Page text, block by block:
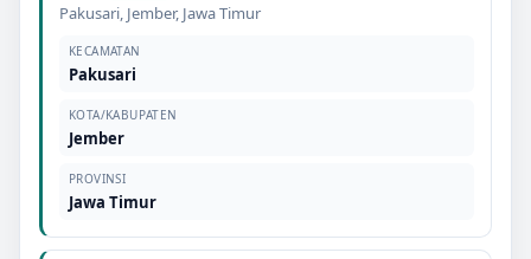
Pakusari, Jember, Jawa Timur
KECAMATAN
Pakusari
KOTA/KABUPATEN
Jember
PROVINSI
Jawa Timur